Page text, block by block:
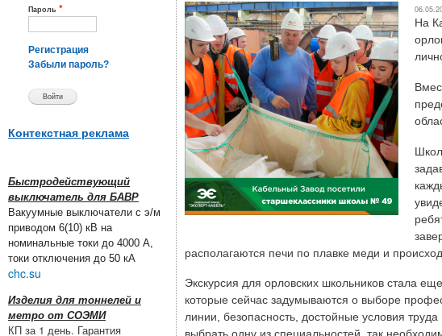
Пароль *
Регистрация
Забыли пароль?
Контекстная реклама
Быстродействующий
выключатель для БАВР
Вакуумные выключатели с э/м
приводом 6(10) кВ на
номинальные токи до 4000 А,
токи отключения до 50 кА
chc.su
Изделия для тоннелей и
метро от СОЭМИ
КП за 1 день. Гарантия
На
располагаются печи по плавке меди и
Экскурсия для орловских школьников стала
которые сейчас задумываются о выборе
линии, безопасность, достойные условия